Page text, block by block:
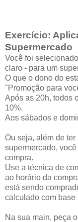
Exercício:
Supermercado
Você foi
claro - para um
O que o dono do
"Promoção para
Após as 20h, todos
10%.
Aos sábados e
Ou seja, além de
supermercado,
compra.
Use a técnica de
ao horário da
está sendo
calculado com base
Na sua main, peça